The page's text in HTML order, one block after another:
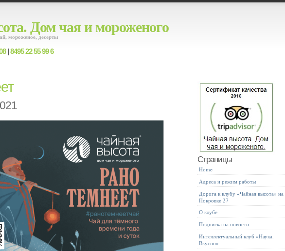
Дом чая и мороженого
мороженое, десерты
|8495 22 55 99 6
Страницы
Home
Адреса и режим работы
Дорога к клубу «Чайная высота» на
Покровке 27
О клубе
Подписка на новости
Интеллектуальный клуб «Наука.
Вкусно»